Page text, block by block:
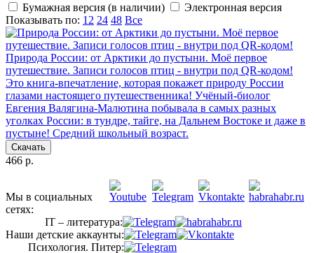
Бумажная версия (в наличии)
Электронная версия
Показывать по: 12 24 48 Все
Природа России: от Арктики до пустыни. Моё первое
путешествие. Записи голосов птиц - внутри под QR-кодом!
Это книга-впечатление, которая покажет природу России
глазами настоящего путешественника! Учёный-биолог
Евгения Валягина-Малютина побывала в самых разных
уголках России: в тундре, тайге, на Дальнем Востоке и даже в
пустыне! Средний школьный возраст.
Скачать
466 р.
Мы в социальных
сетях:
IT – литература:
Наши детские аккаунты:
Психология. Питер: